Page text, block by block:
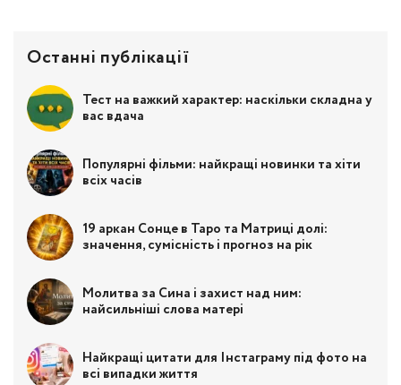
Останні публікації
Тест на важкий характер: наскільки складна у
вас вдача
Популярні фільми: найкращі новинки та хіти
всіх часів
19 аркан Сонце в Таро та Матриці долі:
значення, сумісність і прогноз на рік
Молитва за Сина і захист над ним:
найсильніші слова матері
Найкращі цитати для Інстаграму під фото на
всі випадки життя